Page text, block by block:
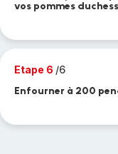
vos pommes
Etape 6 /6
Enfourner à 200